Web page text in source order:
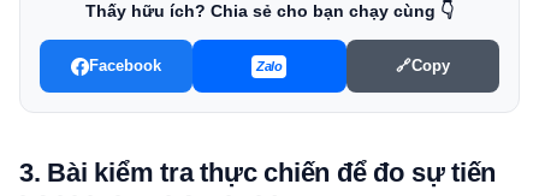
Thấy hữu ích? Chia sẻ cho bạn chạy cùng 👇
Facebook Zalo 🔗Copy
3. Bài kiểm tra thực chiến để đo sự tiến